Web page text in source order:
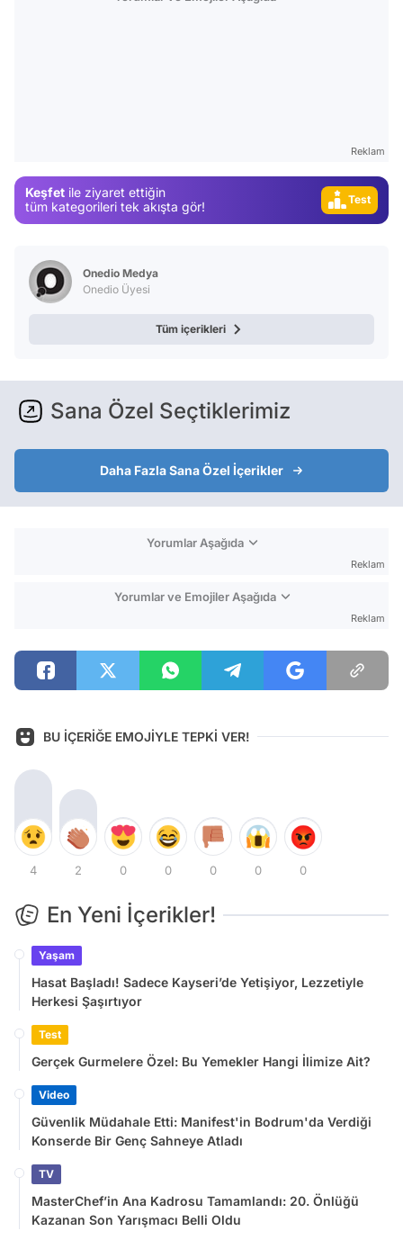
Reklam
Keşfet ile ziyaret ettiğin
tüm kategorileri tek akışta gör!
Gündem
Onedio Medya
Onedio Üyesi
Tüm içerikleri
Sana Özel Seçtiklerimiz
Daha Fazla Sana Özel İçerikler
Yorumlar Aşağıda
Reklam
Yorumlar ve Emojiler Aşağıda
Reklam
BU İÇERİĞE EMOJİYLE TEPKİ VER!
4 2 0 0 0 0 0
En Yeni İçerikler!
Yaşam
Hasat Başladı! Sadece Kayseri’de Yetişiyor, Lezzetiyle
Herkesi Şaşırtıyor
Test
Gerçek Gurmelere Özel: Bu Yemekler Hangi İlimize Ait?
Video
Güvenlik Müdahale Etti: Manifest'in Bodrum'da Verdiği
Konserde Bir Genç Sahneye Atladı
TV
MasterChef’in Ana Kadrosu Tamamlandı: 20. Önlüğü
Kazanan Son Yarışmacı Belli Oldu